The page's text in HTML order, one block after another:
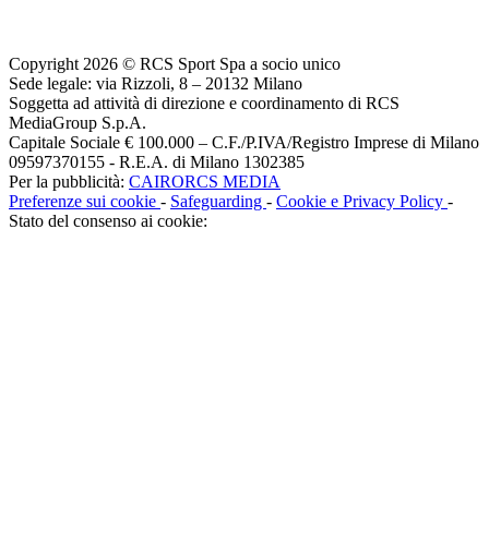
Copyright 2026 © RCS Sport Spa a socio unico
Sede legale: via Rizzoli, 8 – 20132 Milano
Soggetta ad attività di direzione e coordinamento di RCS
MediaGroup S.p.A.
Capitale Sociale € 100.000 – C.F./P.IVA/Registro Imprese di Milano
09597370155 - R.E.A. di Milano 1302385
Per la pubblicità: CAIRORCS MEDIA
Preferenze sui cookie - Safeguarding - Cookie e Privacy Policy -
Stato del consenso ai cookie: